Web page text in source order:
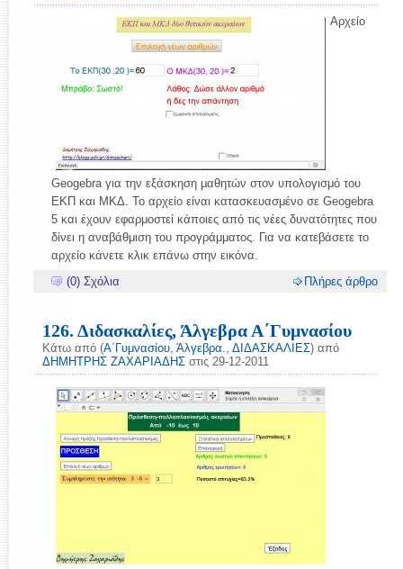
Αρχείο
Geogebra για την εξάσκηση μαθητών στον υπολογισμό του
ΕΚΠ και ΜΚΔ. Το αρχείο είναι κατασκευασμένο σε Geogebra
5 και έχουν εφαρμοστεί κάποιες από τις νέες δυνατότητες που
δίνει η αναβάθμιση του προγράμματος. Για να κατεβάσετε το
αρχείο κάνετε κλικ επάνω στην εικόνα.
(0) Σχόλια
Πλήρες άρθρο
126. Διδασκαλίες, Άλγεβρα Α΄Γυμνασίου
Κάτω από (Α΄Γυμνασίου Άλγεβρα. ΔΙΔΑΣΚΑΛΙΕΣ) από
ΔΗΜΗΤΡΗΣ ΖΑΧΑΡΙΑΔΗΣ στις 29-12-2011